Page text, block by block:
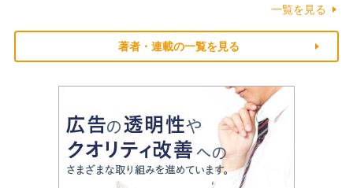
一覧を見る
著者・連載の一覧を見る